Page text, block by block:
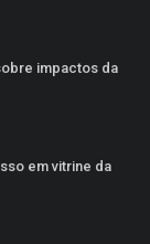
impactos da
em vitrine da